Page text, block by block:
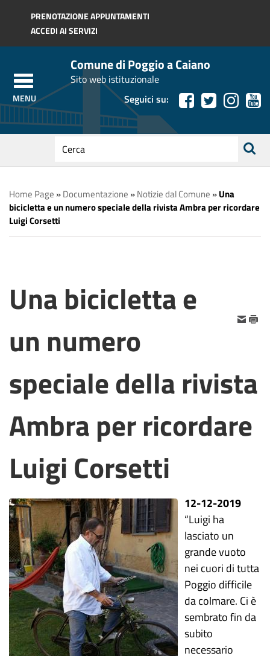
Regione Toscana
PRENOTAZIONE APPUNTAMENTI
ACCEDI AI SERVIZI
Comune di Poggio a Caiano
Sito web istituzionale
Seguici su:
testo
da
cercare
ricerca
Home Page »Documentazione »Notizie dal Comune »Una
bicicletta e un numero speciale della rivista Ambra per ricordare
Luigi Corsetti
Una bicicletta e
un numero
speciale della rivista
Ambra per ricordare
Luigi Corsetti
12-12-2019
“Luigi ha
lasciato un
grande vuoto
nei cuori di tutta
Poggio difficile
da colmare. Ci è
sembrato fin da
subito
necessario